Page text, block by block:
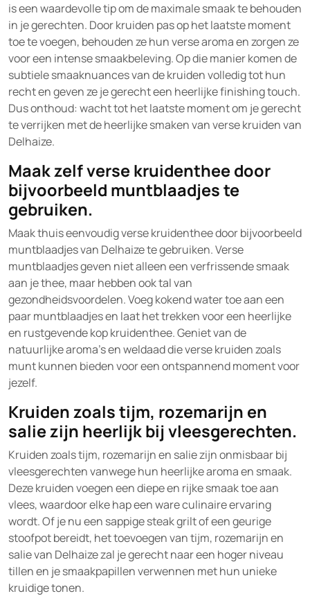
is een waardevolle tip om de maximale smaak te behouden
in je gerechten. Door kruiden pas op het laatste moment
toe te voegen, behouden ze hun verse aroma en zorgen ze
voor een intense smaakbeleving. Op die manier komen de
subtiele smaaknuances van de kruiden volledig tot hun
recht en geven ze je gerecht een heerlijke finishing touch.
Dus onthoud: wacht tot het laatste moment om je gerecht
te verrijken met de heerlijke smaken van verse kruiden van
Delhaize.
Maak zelf verse kruidenthee door
bijvoorbeeld muntblaadjes te
gebruiken.
Maak thuis eenvoudig verse kruidenthee door bijvoorbeeld
muntblaadjes van Delhaize te gebruiken. Verse
muntblaadjes geven niet alleen een verfrissende smaak
aan je thee, maar hebben ook tal van
gezondheidsvoordelen. Voeg kokend water toe aan een
paar muntblaadjes en laat het trekken voor een heerlijke
en rustgevende kop kruidenthee. Geniet van de
natuurlijke aroma’s en weldaad die verse kruiden zoals
munt kunnen bieden voor een ontspannend moment voor
jezelf.
Kruiden zoals tijm, rozemarijn en
salie zijn heerlijk bij vleesgerechten.
Kruiden zoals tijm, rozemarijn en salie zijn onmisbaar bij
vleesgerechten vanwege hun heerlijke aroma en smaak.
Deze kruiden voegen een diepe en rijke smaak toe aan
vlees, waardoor elke hap een ware culinaire ervaring
wordt. Of je nu een sappige steak grilt of een geurige
stoofpot bereidt, het toevoegen van tijm, rozemarijn en
salie van Delhaize zal je gerecht naar een hoger niveau
tillen en je smaakpapillen verwennen met hun unieke
kruidige tonen.